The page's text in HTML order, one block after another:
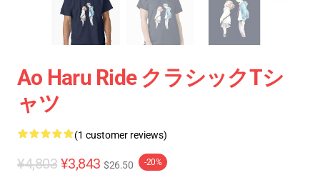
Ao Haru Ride クラシックTシ
ャツ
(1 customer reviews)
¥4,803 ¥3,843 $26.50 -20%